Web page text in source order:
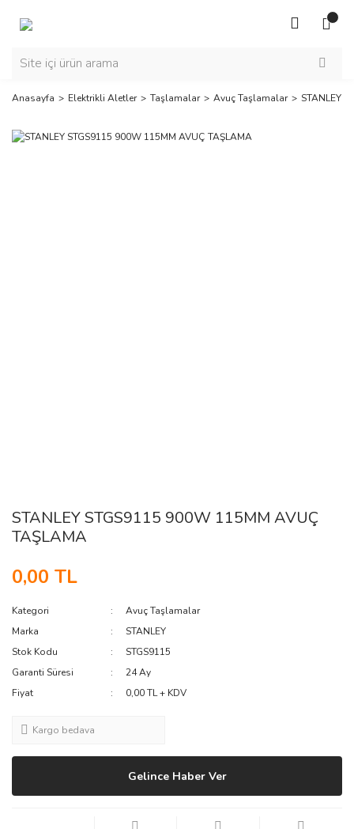
Anasayfa Elektrikli Aletler Taşlamalar Avuç Taşlamalar STANLEY
STANLEY STGS9115 900W 115MM AVUÇ
TAŞLAMA
0,00 TL
Kategori
Avuç Taşlamalar
Marka
STANLEY
Stok Kodu
STGS9115
Garanti Süresi
24 Ay
Fiyat
0,00 TL + KDV
Kargo bedava
Gelince Haber Ver